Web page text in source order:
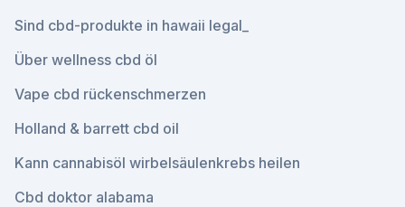
Sind cbd-produkte in hawaii legal_
Über wellness cbd öl
Vape cbd rückenschmerzen
Holland & barrett cbd oil
Kann cannabisöl wirbelsäulenkrebs heilen
Cbd doktor alabama